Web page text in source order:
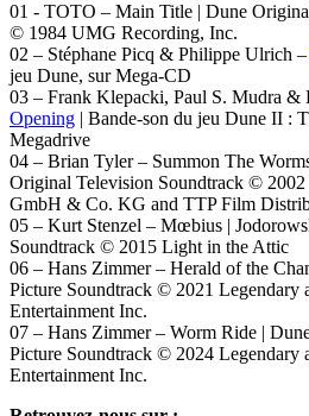
01 - TOTO – Main Title | Dune
© 1984 UMG Recording, Inc.
02 – Stéphane Picq & Philippe Ulrich –
jeu Dune, sur Mega-CD
03 – Frank Klepacki, Paul S. Mudra
Opening | Bande-son du jeu Dune II :
Megadrive
04 – Brian Tyler – Summon The
Original Television Soundtrack ©
GmbH & Co. KG and TTP Film
05 – Kurt Stenzel – Mœbius |
Soundtrack © 2015 Light in the Attic
06 – Hans Zimmer – Herald of the
Picture Soundtrack © 2021 Legendary
Entertainment Inc.
07 – Hans Zimmer – Worm Ride |
Picture Soundtrack © 2024 Legendary
Entertainment Inc.